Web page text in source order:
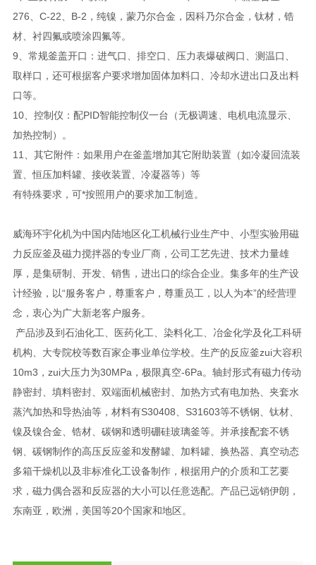
276、C-22、B-2，纯镍，蒙乃尔合金，因科乃尔合金，钛材，锆
材、衬四氟或喷涂四氟等。
9、常规釜盖开口：进气口、排空口、压力表爆破阀口、测温口、
取样口，还可根据客户要求增加固体加料口、冷却水进出口及出料
口等。
10、控制仪：配PID智能控制仪一台（无极调速、电机电流显示、
加热控制）。
11、其它附件：如果用户在釜盖增加其它附助装置（如冷凝回流装
置、恒压加料罐、接收装置、冷凝器等）等
有特殊要求，可*按照用户的要求加工制造。
威海环宇化机为中国内陆地区化工机械行业生产中、小型实验用磁
力反应釜及磁力搅拌器的专业厂商，公司工艺先进、技术力量雄
厚，是集研制、开发、销售，进出口的综合企业。集多年的生产设
计经验，以“服务客户，尊重客户，尊重员工，以人为本”的经营理
念，衷心为广大新老客户服务。
产品涉及到石油化工、医药化工、染料化工、冶金化学及化工科研
机构、大专院校等数百家企事业单位学校。生产的反应釜zui大容积
10m3，zui大压力为30MPa，极限真空-6Pa。轴封形式有磁力传动
静密封、填料密封、双端面机械密封、加热方式有电加热、夹套水
蒸汽加热和导热油等，材料有S30408、S31603等不锈钢、钛材、
镍及镍合金、锆材、碳钢和透明硼硅玻璃釜等。并承接配套不锈
钢、碳钢制作的高压反应釜和发酵罐、加料罐、换热器、真空动态
多箱干燥机以及非标准化工设备制作，根据用户的介质和工艺要
求，磁力偶合器和反应器的大小可以任意选配。产品已远销伊朗，
东南亚，欧洲，美国等20个国家和地区。